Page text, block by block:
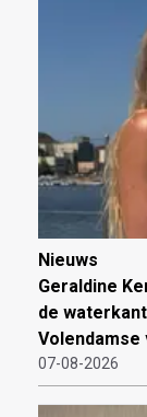
Nieuws
Geraldine
de
Volendamse
07-08-2026